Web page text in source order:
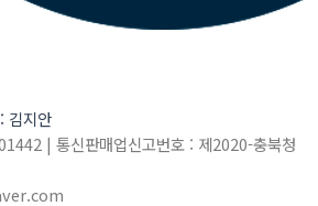
김지안
| 통신판매업신고번호 : 제2020-충북청